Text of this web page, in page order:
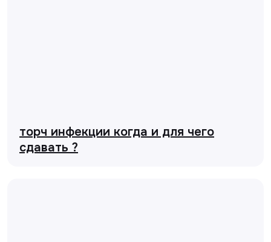
торч инфекции когда и для чего
сдавать ?